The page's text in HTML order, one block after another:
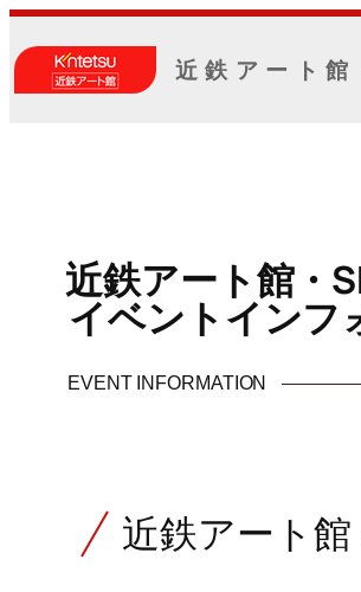
内
容
を
近鉄アート
近鉄アート館・
イベントインフ
EVENT INFORMATION
近鉄アート館